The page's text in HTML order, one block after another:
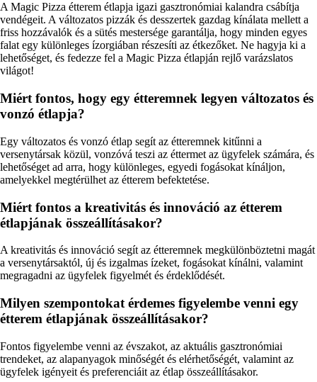
A Magic Pizza étterem étlapja igazi gasztronómiai kalandra csábítja
vendégeit. A változatos pizzák és desszertek gazdag kínálata mellett a
friss hozzávalók és a sütés mestersége garantálja, hogy minden egyes
falat egy különleges ízorgiában részesíti az étkezőket. Ne hagyja ki a
lehetőséget, és fedezze fel a Magic Pizza étlapján rejlő varázslatos
világot!
Miért fontos, hogy egy étteremnek legyen változatos és
vonzó étlapja?
Egy változatos és vonzó étlap segít az étteremnek kitűnni a
versenytársak közül, vonzóvá teszi az éttermet az ügyfelek számára, és
lehetőséget ad arra, hogy különleges, egyedi fogásokat kínáljon,
amelyekkel megtérülhet az étterem befektetése.
Miért fontos a kreativitás és innováció az étterem
étlapjának összeállításakor?
A kreativitás és innováció segít az étteremnek megkülönböztetni magát
a versenytársaktól, új és izgalmas ízeket, fogásokat kínálni, valamint
megragadni az ügyfelek figyelmét és érdeklődését.
Milyen szempontokat érdemes figyelembe venni egy
étterem étlapjának összeállításakor?
Fontos figyelembe venni az évszakot, az aktuális gasztronómiai
trendeket, az alapanyagok minőségét és elérhetőségét, valamint az
ügyfelek igényeit és preferenciáit az étlap összeállításakor.